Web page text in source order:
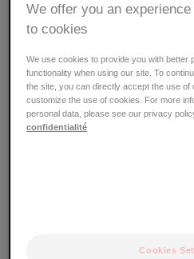
我们需要回想过去一段时间的
物质。
我们可能会对习以为常的
We offer you an
to cookies
We use cookies to provide you with better
functionality when using our site. To
the site, you can directly accept the use
customize the use of cookies. For more
personal data, please see our privacy
confidentialité
Cookies